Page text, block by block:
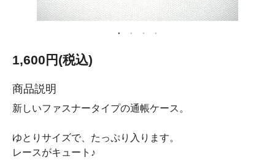
1,600円(税込)
商品説明
新しいファスナータイプの通帳ケース。
ゆとりサイズで、たっぷり入ります。
レースがキュート♪